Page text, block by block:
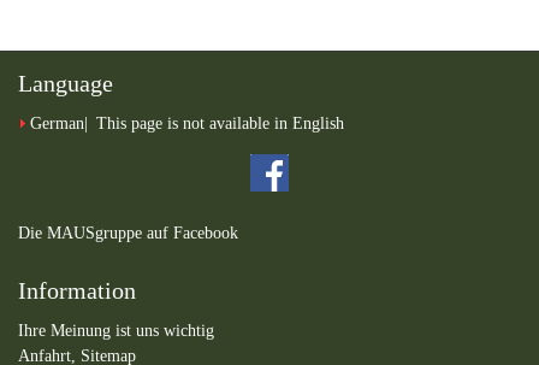
Language
German This page is not available in English
Die MAUSgruppe auf Facebook
Information
Ihre Meinung ist uns wichtig
Anfahrt, Sitemap